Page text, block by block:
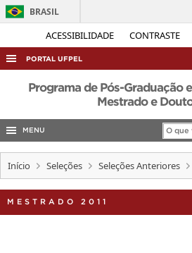
ACESSIBILIDADE CONTRASTE
BRASIL
PORTAL UFPEL
ACESSO À INFORMAÇÃO
COBALTO
CONCURSOS
EDITAIS
INTERNACIONAL
Programa de Pós-Graduação
Mestrado e
MENU
Início Seleções Seleções Anteriores
MESTRADO 2011